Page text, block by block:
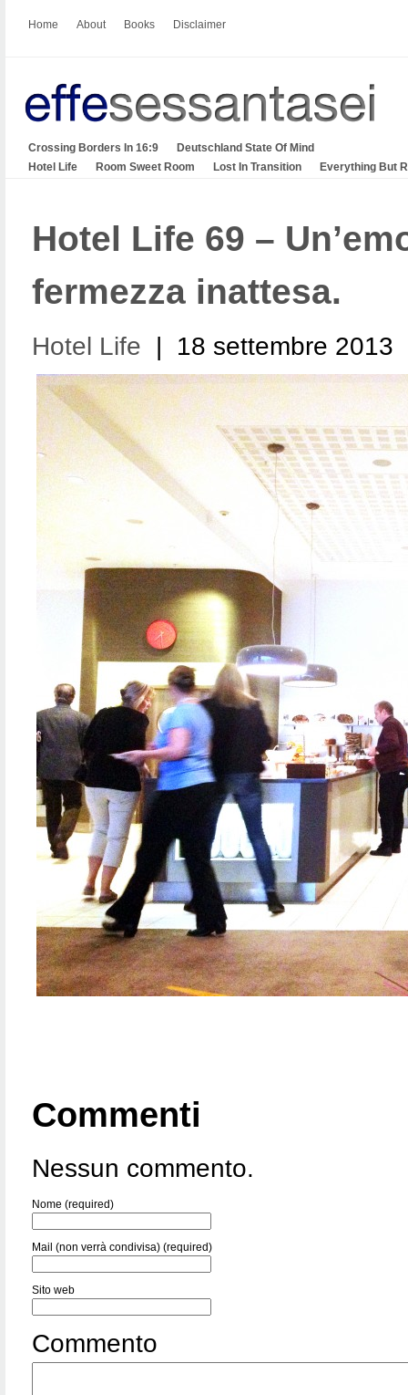
Home About Books Disclaimer
Crossing Borders In 16:9
Deutschland State Of Mind
Hotel Life
Room Sweet Room Lost In Transition Everything But
Hotel Life 69 –
fermezza inattesa.
Hotel Life | 18 settembre 2013
Commenti
Nessun commento.
Nome (required)
Mail (non verrà condivisa) (required)
Sito web
Commento